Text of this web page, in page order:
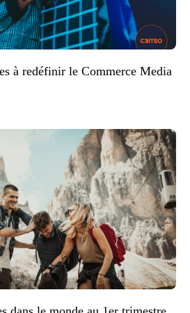
à redéfinir le Commerce Media